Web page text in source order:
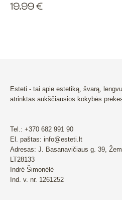
19.99€
Esteti - tai apie estetiką, švarą,
atrinktas aukščiausios kokybės
Tel.: +370 682 991 90
El. paštas: info@esteti.lt
Adresas: J. Basanavičiaus g. 39,
LT28133
Indrė Šimonėlė
Ind. v. nr. 1261252